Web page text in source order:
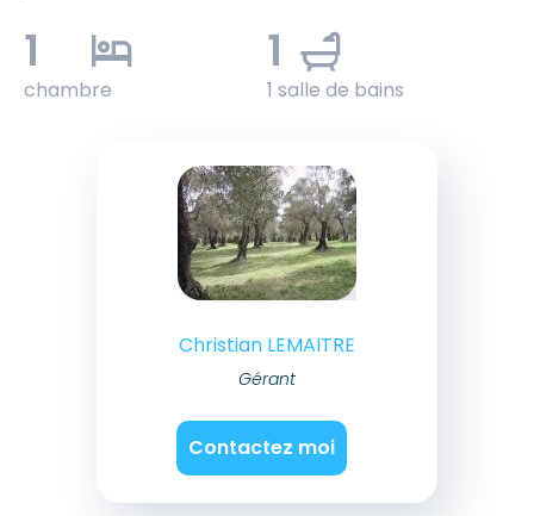
1
chambre
1
1 salle de bains
Christian LEMAITRE
Gérant
Contactez moi